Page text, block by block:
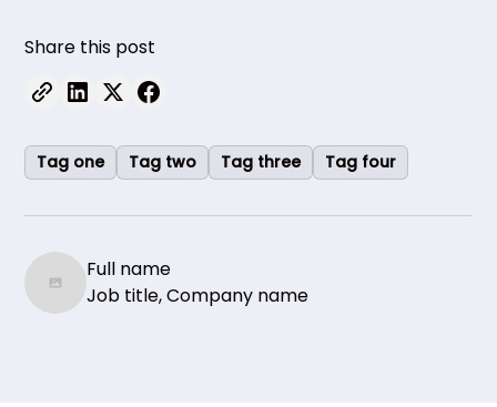
Share this post
Tag one Tag two Tag three Tag four
Full name
Job title, Company name